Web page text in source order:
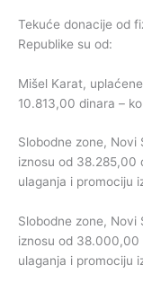
Tekuće donacije od
Republike su od:
Mišel Karat,
10.813,00 dinara –
Slobodne zone, Novi
iznosu od 38.285,00
ulaganja i promociju
Slobodne zone, Novi
iznosu od 38.000,00
ulaganja i promociju